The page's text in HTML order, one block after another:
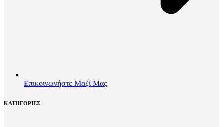
Επικοινωνήστε Μαζί Μας
ΚΑΤΗΓΟΡΙΕΣ